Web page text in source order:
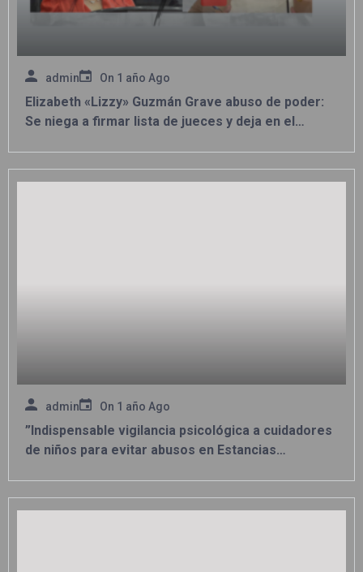
admin On 1 año Ago
Elizabeth «Lizzy» Guzmán Grave abuso de poder:
Se niega a firmar lista de jueces y deja en el
admin On 1 año Ago
”Indispensable vigilancia psicológica a cuidadores
de niños para evitar abusos en Estancias